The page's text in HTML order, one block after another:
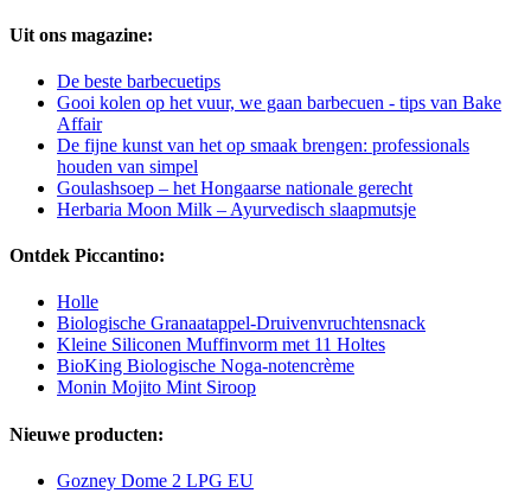
Uit ons magazine:
De beste barbecuetips
Gooi kolen op het vuur, we gaan barbecuen - tips van Bake
Affair
De fijne kunst van het op smaak brengen: professionals
houden van simpel
Goulashsoep – het Hongaarse nationale gerecht
Herbaria Moon Milk – Ayurvedisch slaapmutsje
Ontdek Piccantino:
Holle
Biologische Granaatappel-Druivenvruchtensnack
Kleine Siliconen Muffinvorm met 11 Holtes
BioKing Biologische Noga-notencrème
Monin Mojito Mint Siroop
Nieuwe producten:
Gozney Dome 2 LPG EU